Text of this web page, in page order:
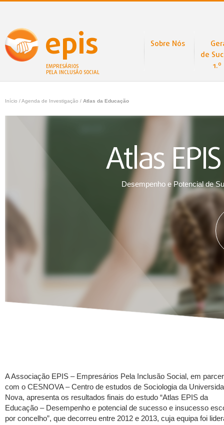
epis
EMPRESÁRIOS
PELA INCLUSÃO SOCIAL
Sobre Nós
de
Início / Agenda de Investigação / Atlas da Educação
Atlas
Desempenho e Potencial de
A Associação EPIS – Empresários Pela Inclusão Social, em
com o CESNOVA – Centro de estudos de Sociologia da
Nova, apresenta os resultados finais do estudo “Atlas EPIS da
Educação – Desempenho e potencial de sucesso e insucesso
por concelho”, que decorreu entre 2012 e 2013, cuja equipa foi